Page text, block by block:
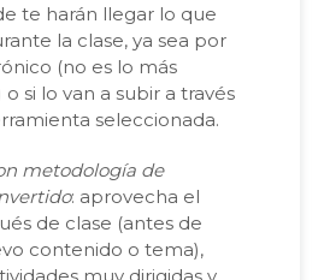
te harán llegar lo que
la clase, ya sea por
(no es lo más
si lo van a subir a través
seleccionada.
metodología de
: aprovecha el
de clase (antes de
contenido o tema),